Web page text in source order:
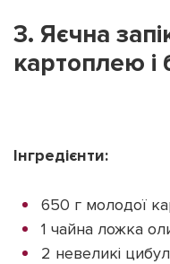
3. Яєчна
картоплею і
Інгредієнти:
650 г молодої
1 чайна ложка
2 невеликі